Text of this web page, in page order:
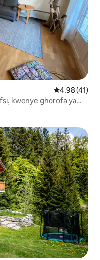
Ukadiriaji wa
4.98 (41)
kwenye ghorofa ya